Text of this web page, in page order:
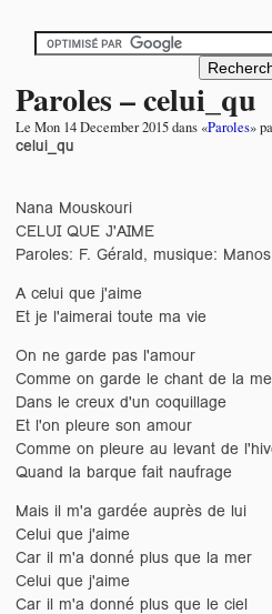
Paroles – celui_qu
Le Mon 14 December 2015dans «Paroles»
celui_qu
Nana Mouskouri
CELUI QUE J'AIME
Paroles: F. Gérald, musique:
A celui que j'aime
Et je l'aimerai toute ma vie
On ne garde pas l'amour
Comme on garde le chant de la
Dans le creux d'un coquillage
Et l'on pleure son amour
Comme on pleure au levant de
Quand la barque fait naufrage
Mais il m'a gardée auprès de lui
Celui que j'aime
Car il m'a donné plus que la mer
Celui que j'aime
Car il m'a donné plus que le ciel